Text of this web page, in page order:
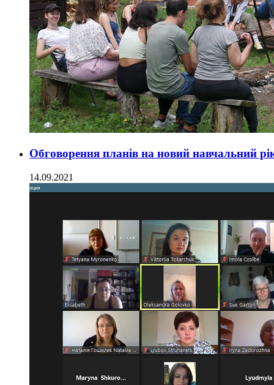
Обговорення планів на новий навчальний
14.09.2021